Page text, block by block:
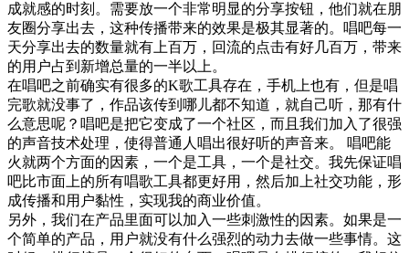
成就感的时刻。需要放一个非常明显的分享按钮，他们就在朋
友圈分享出去，这种传播带来的效果是极其显著的。唱吧每一
天分享出去的数量就有上百万，回流的点击有好几百万，带来
的用户占到新增总量的一半以上。
在唱吧之前确实有很多的K歌工具存在，手机上也有，但是唱
完歌就没事了，作品该传到哪儿都不知道，就自己听，那有什
么意思呢？唱吧是把它变成了一个社区，而且我们加入了很强
的声音技术处理，使得普通人唱出很好听的声音来。 唱吧能
火就两个方面的因素，一个是工具，一个是社交。我先保证唱
吧比市面上的所有唱歌工具都更好用，然后加上社交功能，形
成传播和用户黏性，实现我的商业价值。
另外，我们在产品里面可以加入一些刺激性的因素。如果是一
个简单的产品，用户就没有什么强烈的动力去做一些事情。这